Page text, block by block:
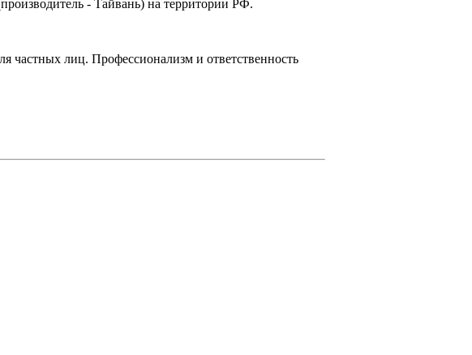
- Тайвань) на территории РФ.
частных лиц. Профессионализм и ответственность